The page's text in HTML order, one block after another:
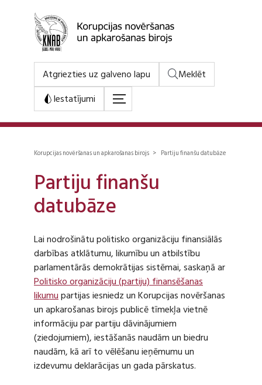
Atgriezties uz galveno lapu
Meklēt
Iestatījumi
Korupcijas novēršanas un apkarošanas birojs > Partiju finanšu datubāze
Partiju finanšu
datubāze
Lai nodrošinātu politisko organizāciju finansiālās
darbības atklātumu, likumību un atbilstību
parlamentārās demokrātijas sistēmai, saskaņā ar
Politisko organizāciju (partiju) finansēšanas
likumupartijas iesniedz un Korupcijas novēršanas
un apkarošanas birojs publicē tīmekļa vietnē
informāciju par partiju dāvinājumiem
(ziedojumiem), iestāšanās naudām un biedru
naudām, kā arī to vēlēšanu ieņēmumu un
izdevumu deklarācijas un gada pārskatus.